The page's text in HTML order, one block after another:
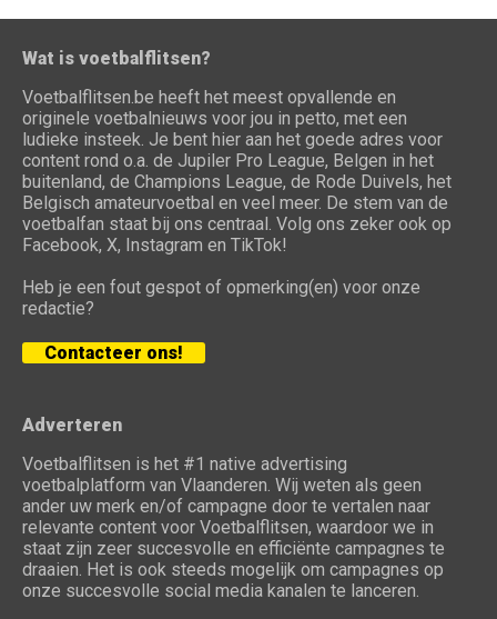
Wat is voetbalflitsen?
Voetbalflitsen.be heeft het meest opvallende en
originele voetbalnieuws voor jou in petto, met een
ludieke insteek. Je bent hier aan het goede adres voor
content rond o.a. de Jupiler Pro League, Belgen in het
buitenland, de Champions League, de Rode Duivels, het
Belgisch amateurvoetbal en veel meer. De stem van de
voetbalfan staat bij ons centraal. Volg ons zeker ook op
Facebook, X, Instagram en TikTok!
Heb je een fout gespot of opmerking(en) voor onze
redactie?
Contacteer ons!
Adverteren
Voetbalflitsen is het #1 native advertising
voetbalplatform van Vlaanderen. Wij weten als geen
ander uw merk en/of campagne door te vertalen naar
relevante content voor Voetbalflitsen, waardoor we in
staat zijn zeer succesvolle en efficiënte campagnes te
draaien. Het is ook steeds mogelijk om campagnes op
onze succesvolle social media kanalen te lanceren.